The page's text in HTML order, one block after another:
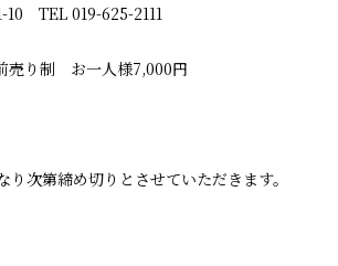
TEL 019-625-2111
売り制 お一人様7,000円
り次第締め切りとさせていただきます。